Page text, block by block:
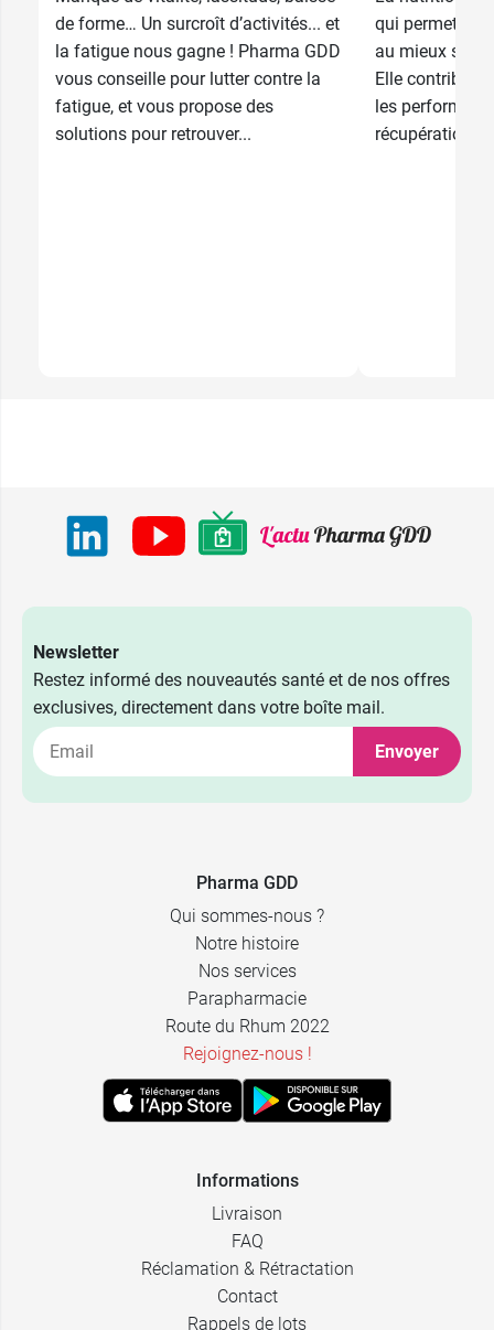
de forme… Un surcroît d’activités... et
la fatigue nous gagne ! Pharma GDD
vous conseille pour lutter contre la
fatigue, et vous propose des
solutions pour retrouver...
qui permet à
au mieux son
Elle contribue
les
récupération,
Newsletter
Restez informé des nouveautés santé et de nos offres
exclusives, directement dans votre boîte mail.
Envoyer
Pharma GDD
Qui sommes-nous ?
Notre histoire
Nos services
Parapharmacie
Route du Rhum 2022
Rejoignez-nous !
Informations
Livraison
FAQ
Réclamation & Rétractation
Contact
Rappels de lots